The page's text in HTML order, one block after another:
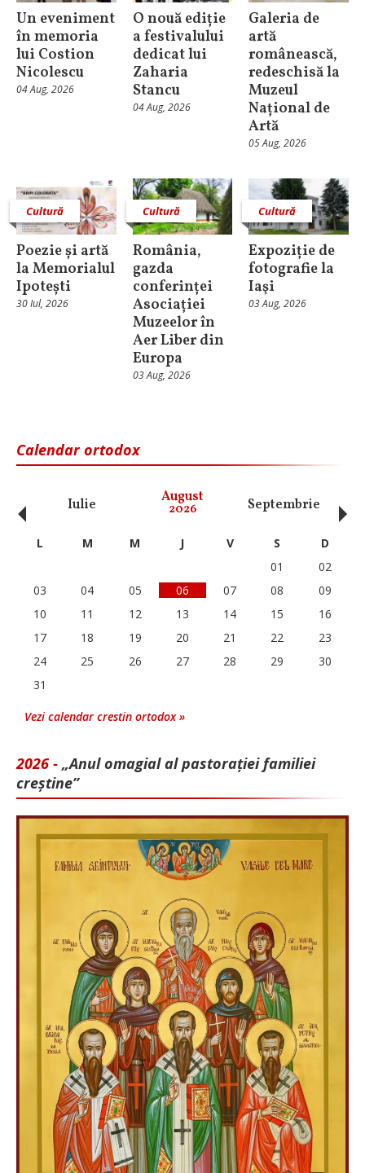
Un eveniment
în memoria
lui Costion
Nicolescu
04 Aug, 2026
O nouă ediție
a festivalului
dedicat lui
Zaharia
Stancu
04 Aug, 2026
Galeria de
artă
românească,
redeschisă la
Muzeul
Național de
Artă
05 Aug, 2026
Cultură
Poezie și artă
la Memorialul
Ipotești
30 Iul, 2026
Cultură
România,
gazda
conferinței
Asociației
Muzeelor în
Aer Liber din
Europa
03 Aug, 2026
Cultură
Expoziție de
fotografie la
Iaşi
03 Aug, 2026
Calendar ortodox
Iulie August
2026 Septembrie
‹ L M M J V S
D
01
02
03
04 05 06 07 08
09
10
11 12 13 14 15
16
17
18 19 20 21 22
23
24
25 26 27 28 29
30
31
Vezi calendar crestin ortodox »
2026 - „Anul omagial al pastorației familiei
creștine”